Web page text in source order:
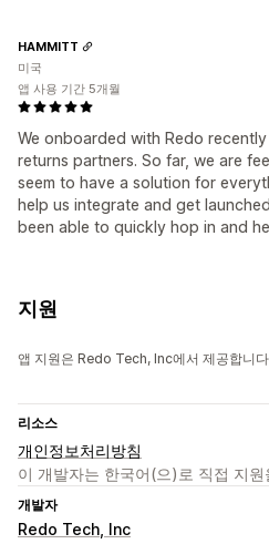
We onboarded with Redo
returns partners. So far, we are
seem to have a solution for
help us integrate and get
been able to quickly hop in and
HAMMITT
미국
앱 사용 기간 5개월
지원
앱 지원은 Redo Tech, Inc에서 제공합니
리소스
개인정보처리방침
이 개발자는 한국어(으)로 직접 지
개발자
Redo Tech, Inc